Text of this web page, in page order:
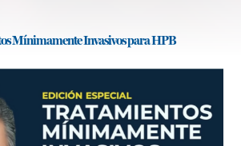
Mínimamente Invasivos para HPB